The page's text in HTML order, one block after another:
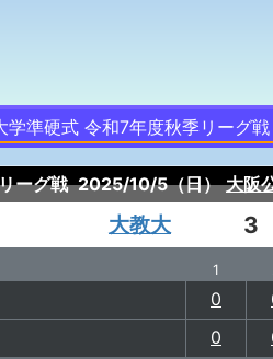
学準硬式 令和7年度秋季リーグ戦
ーグ戦 2025/10/5（日） 大阪
大教大 3
1
0
0